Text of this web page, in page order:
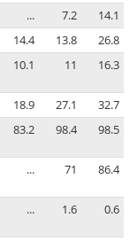
... 7.2
14.1
14.4 13.8
26.8
10.1 11 16.3
18.9 27.1
32.7
83.2 98.4 98.5
... 71 86.4
... 1.6 0.6